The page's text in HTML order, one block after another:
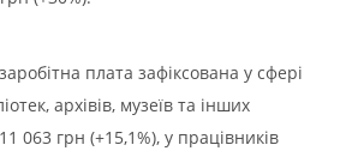
плата зафіксована у сфері
архівів, музеїв та інших
063 грн (+15,1%), у працівників